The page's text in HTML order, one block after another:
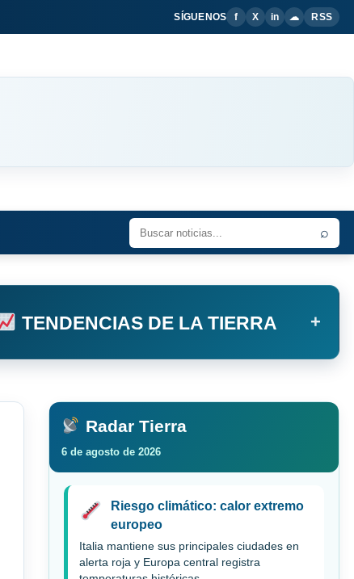
SÍGUENOS f X in ☁ RSS
⌕
TENDENCIAS DE LA TIERRA +
Radar Tierra
6 de agosto de 2026
Riesgo climático: calor extremo
europeo
Italia mantiene sus principales ciudades en
alerta roja y Europa central registra